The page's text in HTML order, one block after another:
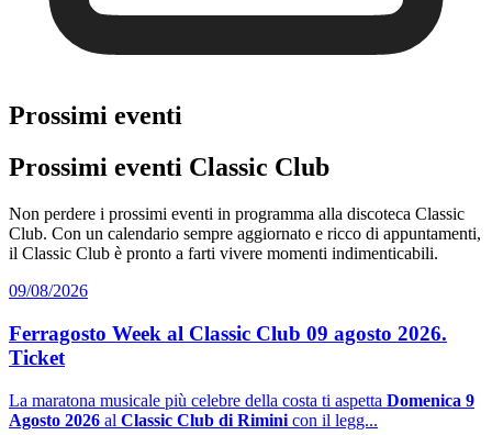
Prossimi eventi
Prossimi eventi Classic Club
Non perdere i prossimi eventi in programma alla discoteca Classic
Club. Con un calendario sempre aggiornato e ricco di appuntamenti,
il Classic Club è pronto a farti vivere momenti indimenticabili.
09/08/2026
Ferragosto Week al Classic Club 09 agosto 2026.
Ticket
La maratona musicale più celebre della costa ti aspetta Domenica 9
Agosto 2026 al Classic Club di Rimini con il legg...